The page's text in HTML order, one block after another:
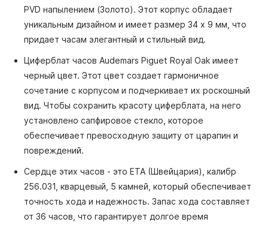
PVD напылением (Золото). Этот корпус обладает
уникальным дизайном и имеет размер 34 x 9 мм, что
придает часам элегантный и стильный вид.
Циферблат часов Audemars Piguet Royal Oak имеет
черный цвет. Этот цвет создает гармоничное
сочетание с корпусом и подчеркивает их роскошный
вид. Чтобы сохранить красоту циферблата, на него
установлено сапфировое стекло, которое
обеспечивает превосходную защиту от царапин и
повреждений.
Сердце этих часов - это ETA (Швейцария), калибр
256.031, кварцевый, 5 камней, который обеспечивает
точность хода и надежность. Запас хода составляет
от 36 часов, что гарантирует долгое время